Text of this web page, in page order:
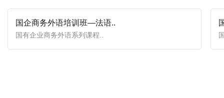
国企商务外语培训班—法语..
国有企业商务外语系列课程..